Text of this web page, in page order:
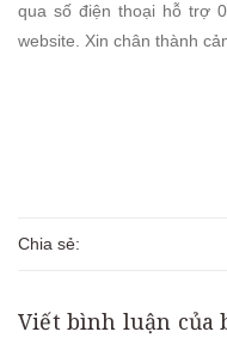
qua số điện thoại hỗ trợ
website. Xin chân thành
Chia sẻ:
Viết bình luận của